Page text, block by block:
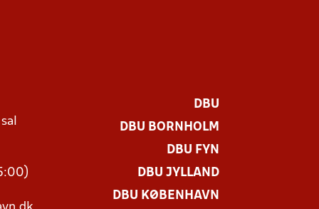
DBU
DBU BORNHOLM
DBU FYN
DBU JYLLAND
DBU KØBENHAVN